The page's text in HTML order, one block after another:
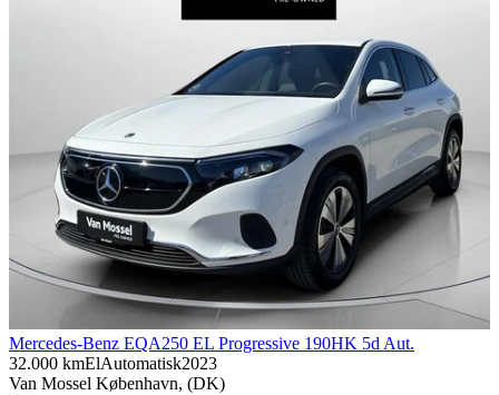
Mercedes-Benz EQA250 EL Progressive 190HK 5d Aut.
32.000 kmElAutomatisk2023
Van Mossel København, (DK)